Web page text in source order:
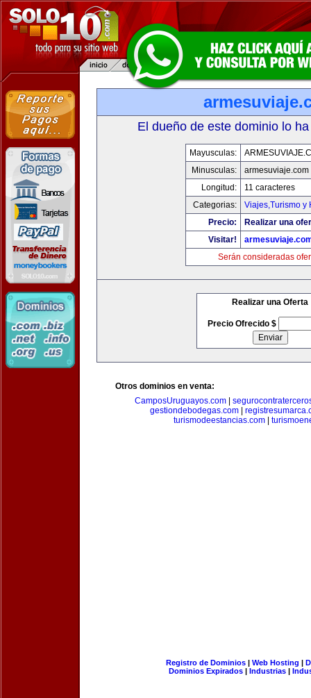
El dueño de este dominio lo
Mayusculas:
Minusculas:
armesuviaje.com
Longitud:
11 caracteres
Categorias:
Viajes,Turismo y
Precio:
Realizar una
Visitar!
Serán consideradas
Realizar una Oferta
Precio Ofrecido $
Otros dominios en venta:
CamposUruguayos.com|
gestiondebodegas.com|
turismodeestancias.com|
Registro de Dominios| Web Hosting |
Dominios Expirados | Industrias |